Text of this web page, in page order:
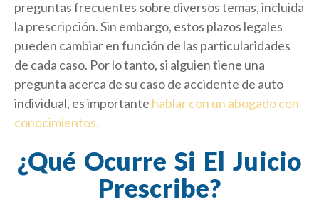
preguntas frecuentes sobre diversos temas, incluida
la prescripción. Sin embargo, estos plazos legales
pueden cambiar en función de las particularidades
de cada caso. Por lo tanto, si alguien tiene una
pregunta acerca de su caso de accidente de auto
individual, es importante hablar con un abogado con
conocimientos.
¿Qué Ocurre Si El Juicio
Prescribe?